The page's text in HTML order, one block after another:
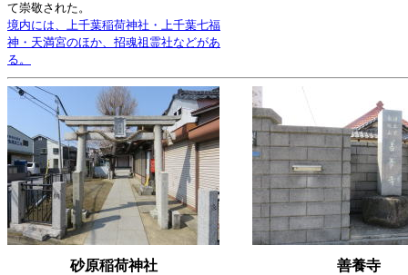
て崇敬された。
境内には、上千葉稲荷神社・上千葉七福
神・天満宮のほか、招魂祖霊社などがあ
る。
砂原稲荷神社 善養寺